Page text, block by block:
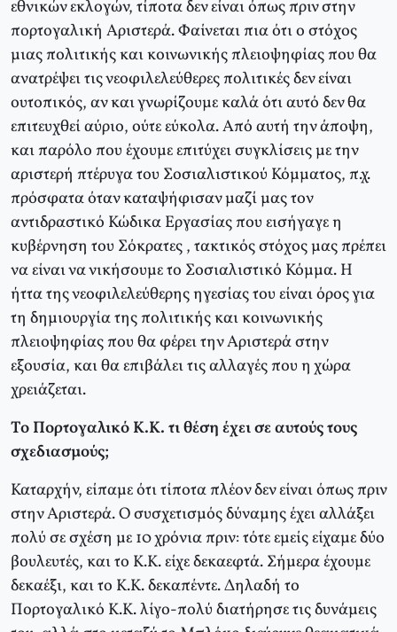
εθνικών εκλογών, τίποτα δεν είναι όπως πριν στην
πορτογαλική Αριστερά. Φαίνεται πια ότι ο στόχος
μιας πολιτικής και κοινωνικής πλειοψηφίας που θα
ανατρέψει τις νεοφιλελεύθερες πολιτικές δεν είναι
ουτοπικός, αν και γνωρίζουμε καλά ότι αυτό δεν θα
επιτευχθεί αύριο, ούτε εύκολα. Από αυτή την άποψη,
και παρόλο που έχουμε επιτύχει συγκλίσεις με την
αριστερή πτέρυγα του Σοσιαλιστικού Κόμματος, π.χ.
πρόσφατα όταν καταψήφισαν μαζί μας τον
αντιδραστικό Κώδικα Εργασίας που εισήγαγε η
κυβέρνηση του Σόκρατες , τακτικός στόχος μας πρέπει
να είναι να νικήσουμε το Σοσιαλιστικό Κόμμα. Η
ήττα της νεοφιλελεύθερης ηγεσίας του είναι όρος για
τη δημιουργία της πολιτικής και κοινωνικής
πλειοψηφίας που θα φέρει την Αριστερά στην
εξουσία, και θα επιβάλει τις αλλαγές που η χώρα
χρειάζεται.
Το Πορτογαλικό Κ.Κ. τι θέση έχει σε αυτούς τους
σχεδιασμούς;
Καταρχήν, είπαμε ότι τίποτα πλέον δεν είναι όπως πριν
στην Αριστερά. Ο συσχετισμός δύναμης έχει αλλάξει
πολύ σε σχέση με 10 χρόνια πριν: τότε εμείς είχαμε δύο
βουλευτές, και το Κ.Κ. είχε δεκαεφτά. Σήμερα έχουμε
δεκαέξι, και το Κ.Κ. δεκαπέντε. Δηλαδή το
Πορτογαλικό Κ.Κ. λίγο-πολύ διατήρησε τις δυνάμεις